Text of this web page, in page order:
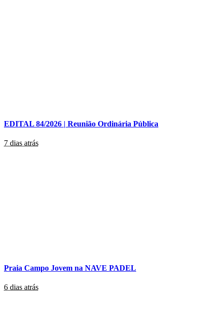
EDITAL 84/2026 | Reunião Ordinária Pública
7 dias atrás
Praia Campo Jovem na NAVE PADEL
6 dias atrás